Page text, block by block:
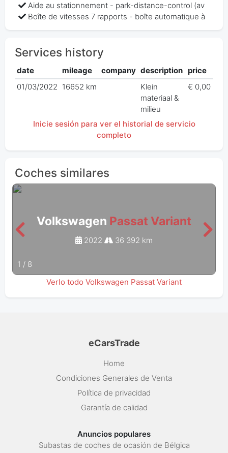
Aide au stationnement - park-distance-control (av
Boîte de vitesses 7 rapports - boîte automatique à
Services history
date mileage company description price
01/03/2022 16652 km
Klein
materiaal &
milieu
€ 0,00
Inicie sesión para ver el historial de servicio
completo
Coches similares
Volkswagen Passat Variant
2022 36 392 km
1 / 8
Verlo todo Volkswagen Passat Variant
eCarsTrade
Home
Condiciones Generales de Venta
Política de privacidad
Garantía de calidad
Anuncios populares
Subastas de coches de ocasión de Bélgica